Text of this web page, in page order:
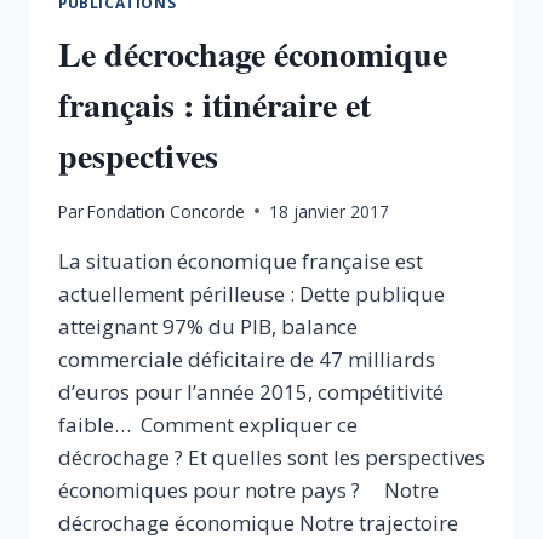
Le décrochage économique
français : itinéraire et
pespectives
ParFondation Concorde 18 janvier 2017
La situation économique française est
actuellement périlleuse : Dette publique
atteignant 97% du PIB, balance
commerciale déficitaire de 47 milliards
d’euros pour l’année 2015, compétitivité
faible… Comment expliquer ce
décrochage ? Et quelles sont les perspectives
économiques pour notre pays ? Notre
décrochage économique Notre trajectoire